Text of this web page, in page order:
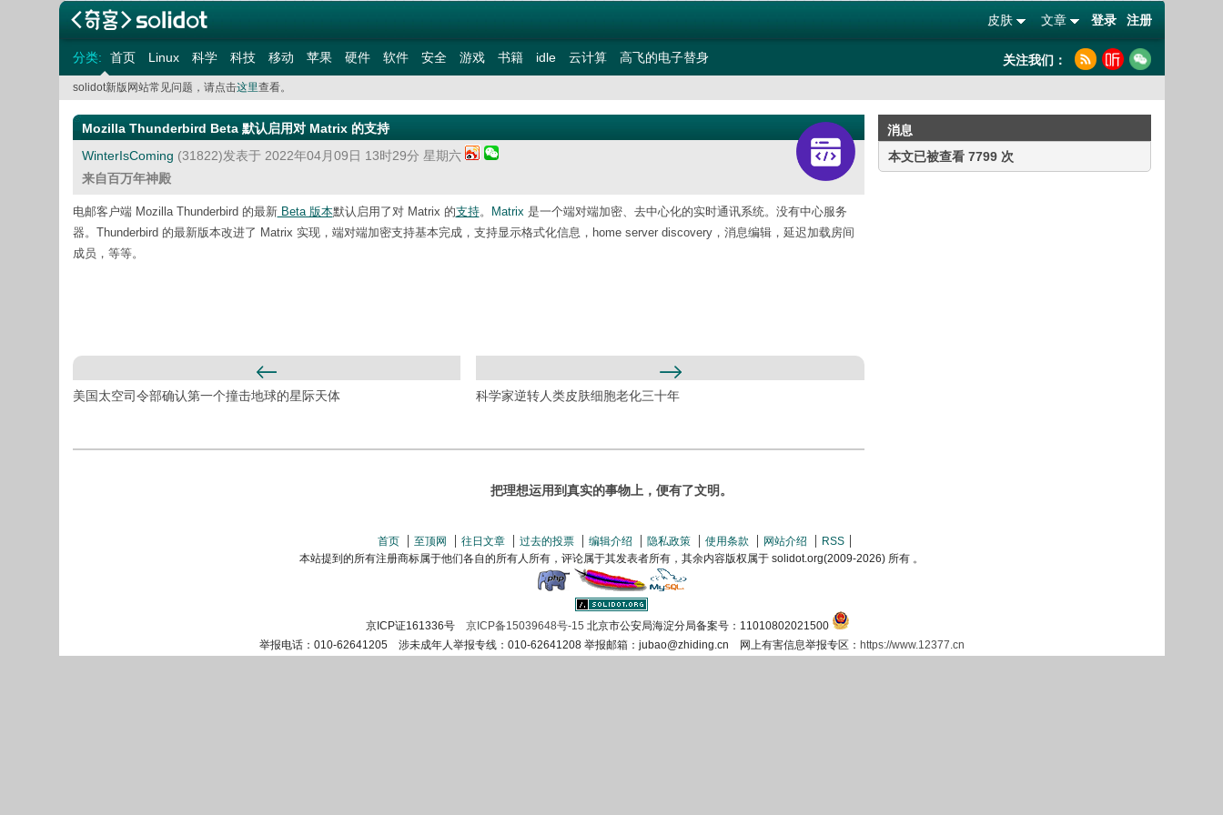
登录 注册
文章
皮肤
分类: 首页 Linux 科学 科技 移动 苹果 硬件 软件 安全 游戏 书籍 idle 云计算 高飞的电子替身 关注我们：
solidot新版网站常见问题，请点击这里查看。
消息
本文已被查看 7799 次
Mozilla Thunderbird Beta 默认启用对 Matrix 的支持
WinterIsComing (31822)发表于 2022年04月09日 13时29分 星期六
来自百万年神殿
电邮客户端 Mozilla Thunderbird 的最新Beta 版本默认启用了对 Matrix 的支持。 Matrix是一个端对端加密、去中心化的实时通讯系统。没有中心服务
器。Thunderbird 的最新版本改进了 Matrix 实现，端对端加密支持基本完成，支持显示格式化信息，home server discovery，消息编辑，延迟加载房间
成员，等等。
美国太空司令部确认第一个撞击地球的星际天体 科学家逆转人类皮肤细胞老化三十年
把理想运用到真实的事物上，便有了文明。
首页 至顶网 往日文章 过去的投票 编辑介绍 隐私政策 使用条款 网站介绍
RSS
本站提到的所有注册商标属于他们各自的所有人所有，评论属于其发表者所有，其余内容版权属于 solidot.org(2009-2026) 所有 。
京ICP证161336号 京ICP备15039648号-15 北京市公安局海淀分局备案号：11010802021500
举报电话：010-62641205 涉未成年人举报专线：010-62641208 举报邮箱：jubao@zhiding.cn 网上有害信息举报专区： https://www.12377.cn